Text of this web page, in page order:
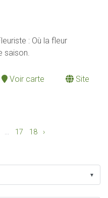
: Où la fleur
saison.
Voir carte
Site
... 17 18 ›
▼